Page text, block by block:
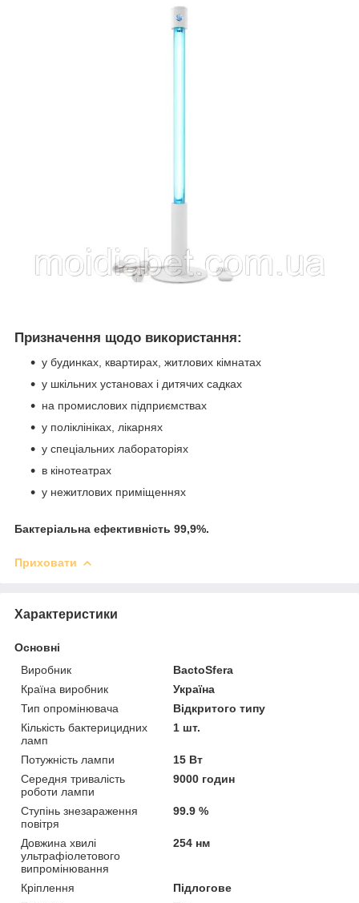
Призначення щодо використання:
у будинках, квартирах, житлових кімнатах
у шкільних установах і дитячих садках
на промислових підприємствах
у поліклініках, лікарнях
у спеціальних лабораторіях
в кінотеатрах
у нежитлових приміщеннях
Бактеріальна ефективність 99,9%.
Приховати
Характеристики
Основні
Виробник
BactoSfera
Країна виробник
Україна
Тип опромінювача
Відкритого типу
Кількість бактерицидних
ламп
1 шт.
Потужність лампи
15 Вт
Середня тривалість
роботи лампи
9000 годин
Ступінь знезараження
повітря
99.9 %
Довжина хвилі
ультрафіолетового
випромінювання
254 нм
Кріплення
Підлогове